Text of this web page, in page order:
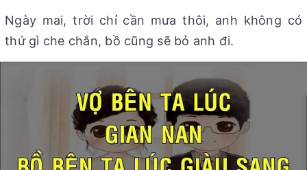
Ngày mai, trời chỉ cần mưa thôi, anh không có
thứ gì che chắn, bồ cũng sẽ bỏ anh đi.